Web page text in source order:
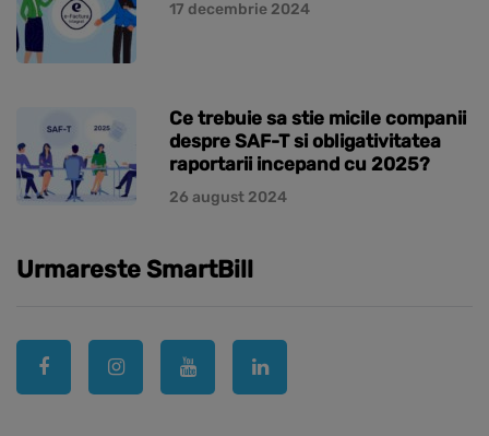
17 decembrie 2024
Ce trebuie sa stie micile companii
despre SAF-T si obligativitatea
raportarii incepand cu 2025?
26 august 2024
Urmareste SmartBill